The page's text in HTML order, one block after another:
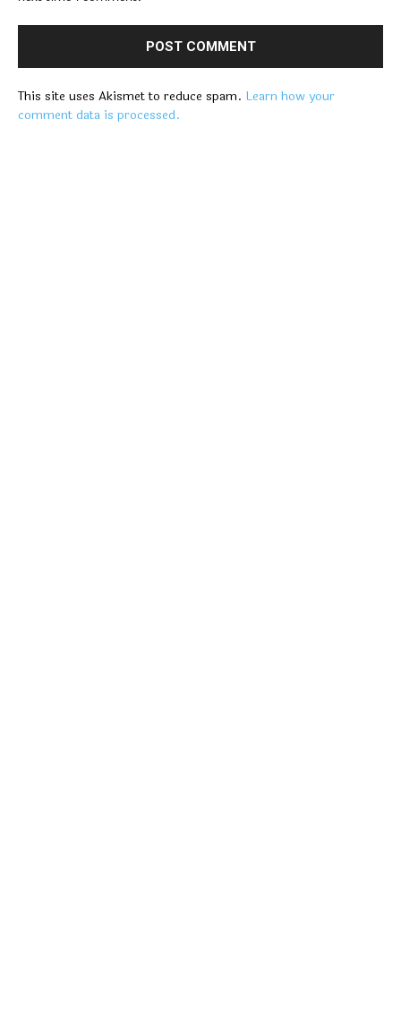
This site uses Akismet to reduce spam. Learn how your
comment data is processed.